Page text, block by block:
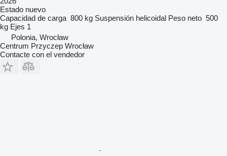
Estado nuevo
Capacidad de carga 800 kg Suspensión helicoidal Peso neto 500
kg Ejes 1
Polonia, Wrocław
Centrum Przyczep Wrocław
Contacte con el vendedor